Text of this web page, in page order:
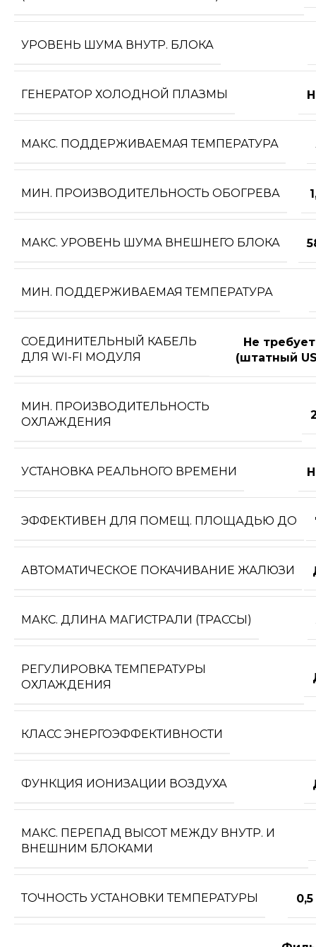
УРОВЕНЬ ШУМА ВНУТР. БЛОКА
ГЕНЕРАТОР ХОЛОДНОЙ ПЛАЗМЫ
МАКС. ПОДДЕРЖИВАЕМАЯ ТЕМПЕРАТУРА
МИН. ПРОИЗВОДИТЕЛЬНОСТЬ ОБОГРЕВА
МАКС. УРОВЕНЬ ШУМА ВНЕШНЕГО БЛОКА
МИН. ПОДДЕРЖИВАЕМАЯ ТЕМПЕРАТУРА
СОЕДИНИТЕЛЬНЫЙ КАБЕЛЬ
ДЛЯ WI-FI МОДУЛЯ
Не
(штатный
МИН. ПРОИЗВОДИТЕЛЬНОСТЬ
ОХЛАЖДЕНИЯ
УСТАНОВКА РЕАЛЬНОГО ВРЕМЕНИ
ЭФФЕКТИВЕН ДЛЯ ПОМЕЩ. ПЛОЩАДЬЮ ДО
АВТОМАТИЧЕСКОЕ ПОКАЧИВАНИЕ ЖАЛЮЗИ
МАКС. ДЛИНА МАГИСТРАЛИ (ТРАССЫ)
РЕГУЛИРОВКА ТЕМПЕРАТУРЫ
ОХЛАЖДЕНИЯ
КЛАСС ЭНЕРГОЭФФЕКТИВНОСТИ
ФУНКЦИЯ ИОНИЗАЦИИ ВОЗДУХА
МАКС. ПЕРЕПАД ВЫСОТ МЕЖДУ ВНУТР. И
ВНЕШНИМ БЛОКАМИ
ТОЧНОСТЬ УСТАНОВКИ ТЕМПЕРАТУРЫ 0,5